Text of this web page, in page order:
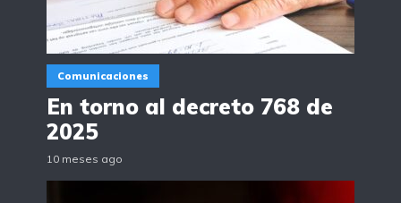
Comunicaciones
En torno al decreto 768 de
2025
10 meses ago